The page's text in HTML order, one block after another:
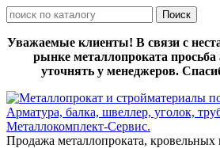
Уважаемые клиенты! В связи с
рынке металлопроката
уточнять у менеджеров.
Продажа металлопроката,